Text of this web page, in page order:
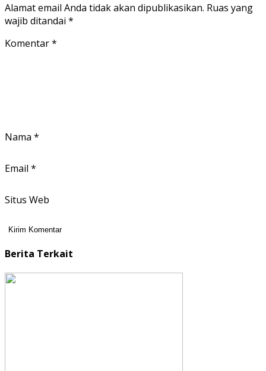
Alamat email Anda tidak akan dipublikasikan. Ruas yang
wajib ditandai *
Komentar*
Nama *
Email *
Situs Web
Berita Terkait